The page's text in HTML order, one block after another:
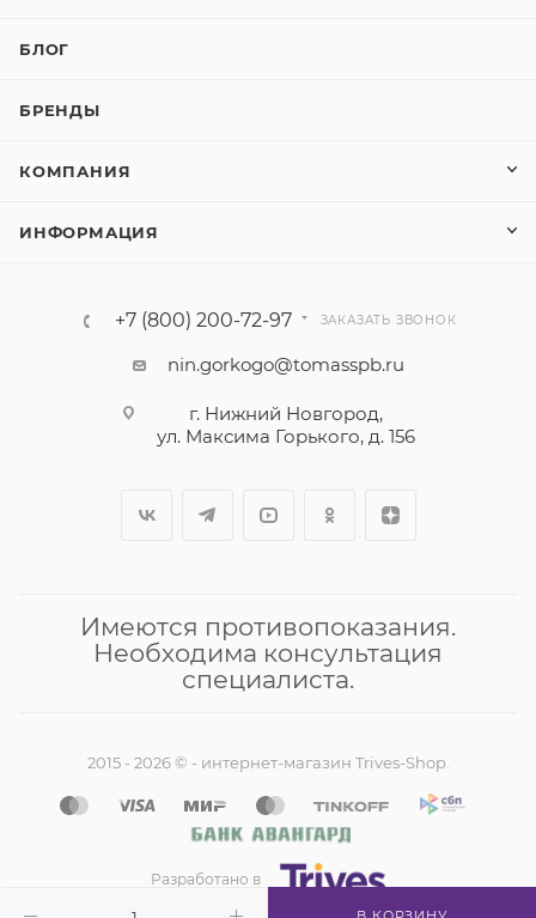
БЛОГ
БРЕНДЫ
КОМПАНИЯ
ИНФОРМАЦИЯ
+7 (800) 200-72-97 ЗАКАЗАТЬ ЗВОНОК
nin.gorkogo@tomasspb.ru
г. Нижний Новгород,
ул. Максима Горького, д. 156
Имеются противопоказания.
Необходима консультация
специалиста.
2015 - 2026 © - интернет-магазин Trives-Shop.
Разработано в